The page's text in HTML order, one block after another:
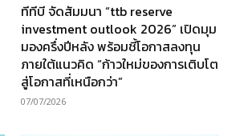
ทีทีบี จัดสัมมนา “ttb reserve
investment outlook 2026” เปิดมุม
มองครึ่งปีหลัง พร้อมชี้โอกาสลงทุน
ภายใต้แนวคิด “ก้าวใหม่ของการเติบโต
สู่โอกาสที่เหนือกว่า”
07/07/2026